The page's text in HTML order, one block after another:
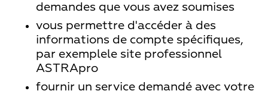
demandes que vous avez soumises
vous permettre d'accéder à des
informations de compte spécifiques,
par exemplele site professionnel
ASTRApro
fournir un service demandé avec votre